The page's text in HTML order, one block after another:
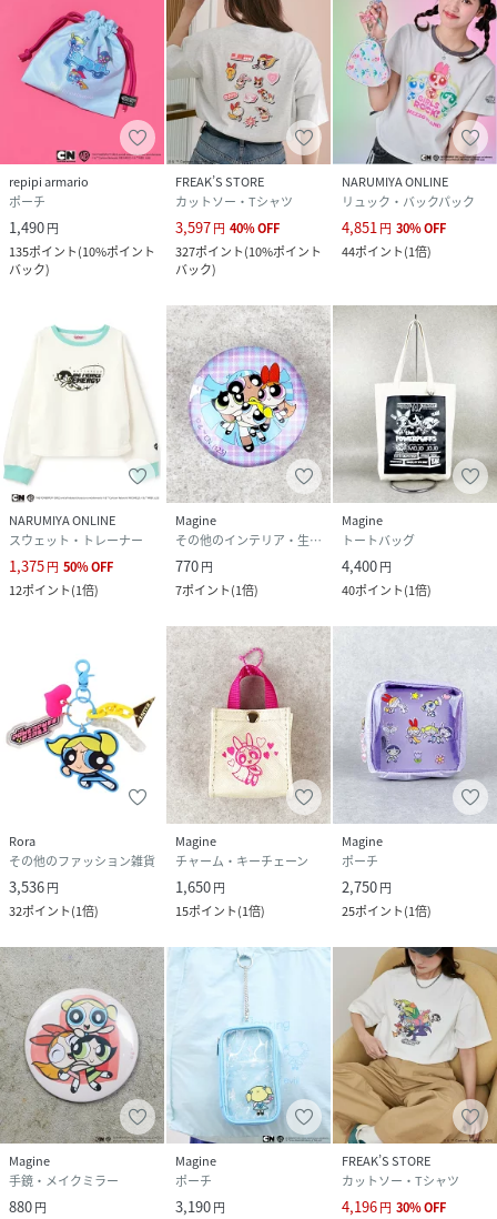
repipi armario
ポーチ
1,490円
135ポイント(10%ポイント
バック)
FREAK’S STORE
カットソー・Tシャツ
3,597円 40%OFF
327ポイント(10%ポイント
バック)
NARUMIYA ONLINE
リュック・バックパック
4,851円 30%OFF
44ポイント(1倍)
NARUMIYA ONLINE
スウェット・トレーナー
1,375円 50%OFF
12ポイント(1倍)
Magine
その他のインテリア・生活雑貨
770円
7ポイント(1倍)
Magine
トートバッグ
4,400円
40ポイント(1倍)
Rora
その他のファッション雑貨
3,536円
32ポイント(1倍)
Magine
チャーム・キーチェーン
1,650円
15ポイント(1倍)
Magine
ポーチ
2,750円
25ポイント(1倍)
Magine
手鏡・メイクミラー
880円
Magine
ポーチ
3,190円
FREAK’S STORE
カットソー・Tシャツ
4,196円 30%OFF